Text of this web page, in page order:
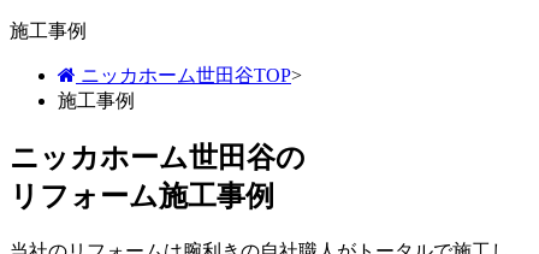
施工事例
ニッカホーム世田谷TOP>
施工事例
ニッカホーム世田谷の
リフォーム施工事例